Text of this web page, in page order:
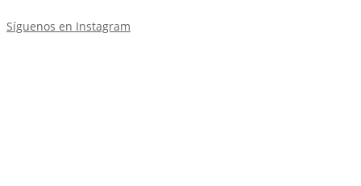
Síguenos en Instagram